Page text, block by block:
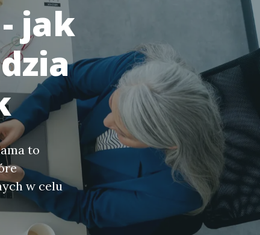
jak
to
w celu